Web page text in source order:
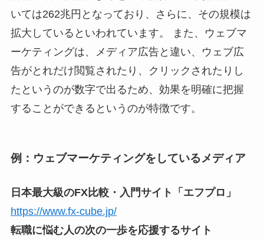
いては262兆円となっており、さらに、その規模は
拡大しているといわれています。 また、ウェブマ
ーケティングは、メディア広告と違い、ウェブ広
告がとれだけ閲覧されたり、クリックされたりし
たというのが数字で出るため、効果を明確に把握
することができるというのが特徴です。
例：ウェブマーケティングをしているメディア
日本最大級のFX比較・入門サイト「エフプロ」
https://www.fx-cube.jp/
転職に悩む人の次の一歩を応援するサイト